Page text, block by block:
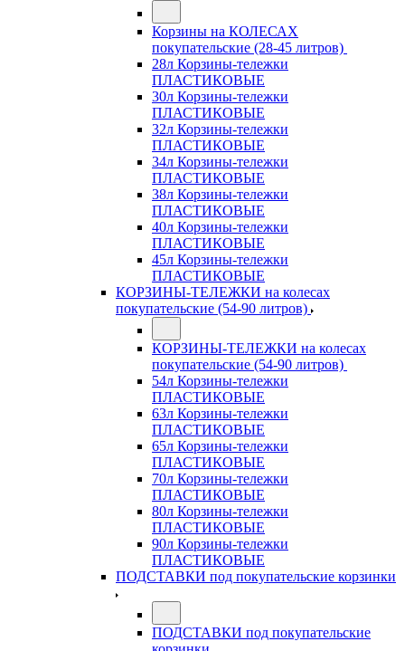
Корзины на КОЛЕСАХ
покупательские (28-45 литров)
28л Корзины-тележки
ПЛАСТИКОВЫЕ
30л Корзины-тележки
ПЛАСТИКОВЫЕ
32л Корзины-тележки
ПЛАСТИКОВЫЕ
34л Корзины-тележки
ПЛАСТИКОВЫЕ
38л Корзины-тележки
ПЛАСТИКОВЫЕ
40л Корзины-тележки
ПЛАСТИКОВЫЕ
45л Корзины-тележки
ПЛАСТИКОВЫЕ
КОРЗИНЫ-ТЕЛЕЖКИ на колесах
покупательские (54-90 литров)
КОРЗИНЫ-ТЕЛЕЖКИ на колесах
покупательские (54-90 литров)
54л Корзины-тележки
ПЛАСТИКОВЫЕ
63л Корзины-тележки
ПЛАСТИКОВЫЕ
65л Корзины-тележки
ПЛАСТИКОВЫЕ
70л Корзины-тележки
ПЛАСТИКОВЫЕ
80л Корзины-тележки
ПЛАСТИКОВЫЕ
90л Корзины-тележки
ПЛАСТИКОВЫЕ
ПОДСТАВКИ под покупательские корзинки
ПОДСТАВКИ под покупательские